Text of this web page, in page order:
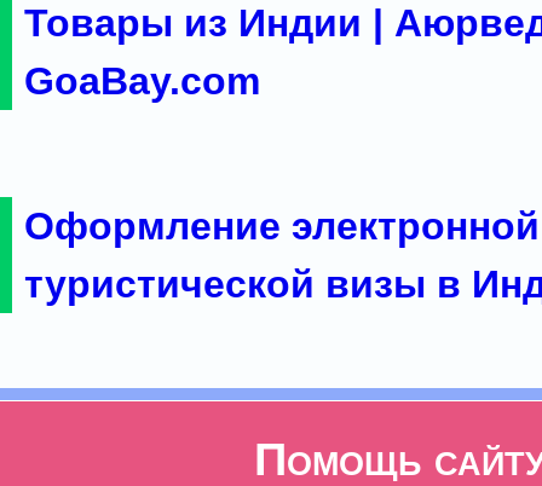
Товары из Индии |
GoaBay.com
Оформление электронной
туристической визы в
Помощь